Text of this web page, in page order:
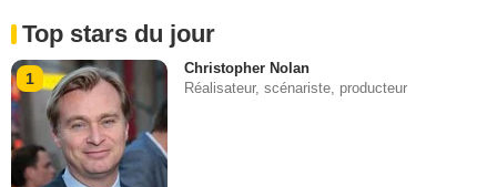
Top stars du jour
1
Christopher Nolan
Réalisateur, scénariste, producteur